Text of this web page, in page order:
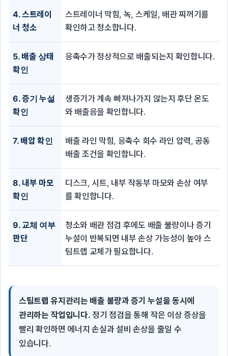
4. 스트레이
너 청소
스트레이너 막힘, 녹, 스케일, 배관 찌꺼기를
확인하고 청소합니다.
5. 배출 상태
확인
응축수가 정상적으로 배출되는지 확인합니다.
6. 증기 누설
확인
생증기가 계속 빠져나가지 않는지 후단 온도
와 배출음을 확인합니다.
7. 배압 확인
배출 라인 막힘, 응축수 회수 라인 압력, 공동
배출 조건을 확인합니다.
8. 내부 마모
확인
디스크, 시트, 내부 작동부 마모와 손상 여부
를 확인합니다.
9. 교체 여부
판단
청소와 배관 점검 후에도 배출 불량이나 증기
누설이 반복되면 내부 손상 가능성이 높아 스
팀트랩 교체가 필요합니다.
스팀트랩 유지관리는 배출 불량과 증기 누설을 동시에
관리하는 작업입니다. 정기 점검을 통해 작은 이상 증상을
빨리 확인하면 에너지 손실과 설비 손상을 줄일 수
있습니다.